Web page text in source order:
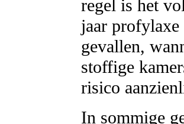
regel is het
jaar
gevallen,
stoffige
risico
In sommige